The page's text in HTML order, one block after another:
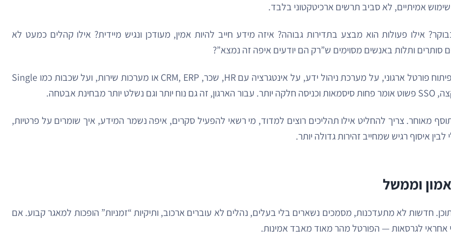
אמיתיים, לא סביב תרשים ארכיטקטוני בלבד.
אילו פעולות הוא מבצע בתדירות גבוהה? איזה מידע חייב להיות אמין, מעודכן ונגיש מיידית? אילו קהלים כמעט לא
סותרים ותלות באנשים מסוימים ש”רק הם יודעים איפה זה נמצא”?
רק אחרי שממפים את זה נכון, אפשר לדבר ברצינות על פיתוח פורטל ארגוני, על מערכת ניהול ידע, על אינטגרציה עם HR, שכר, CRM, ERP או מערכות שירות, ועל שכבות כמו Single
מאוחר. צריך להחליט אילו תהליכים רוצים למדוד, מי רשאי להפעיל סקרים, איפה נשמר המידע, איך שומרים על פרטיות,
איסוף רגיש שמחייב זהירות גדולה יותר.
וממשל
חדשות לא מתעדכנות, מסמכים נשארים בלי בעלים, נהלים לא עוברים ארכוב, ותיקיות “זמניות” הופכות למאגר קבוע. אם
לגרסאות — הפורטל מהר מאוד מאבד אמינות.